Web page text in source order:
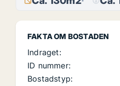
FAKTA OM BOSTADEN
Indraget:
ID nummer:
Bostadstyp: